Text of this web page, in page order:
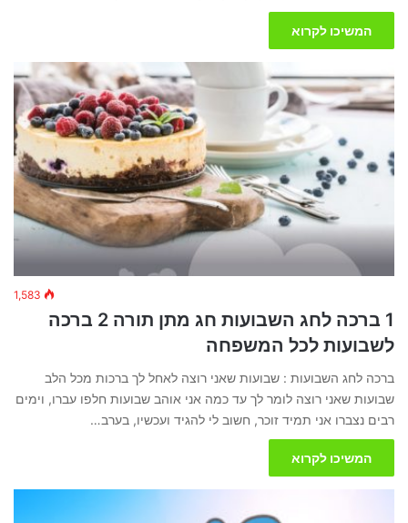
המשיכו לקרוא
1 ברכה לחג השבועות חג מתן תורה 2 ברכה
לשבועות לכל המשפחה
ברכה לחג השבועות : שבועות שאני רוצה לאחל לך ברכות מכל הלב
שבועות שאני רוצה לומר לך עד כמה אני אוהב שבועות חלפו עברו, וימים
רבים נצברו אני תמיד זוכר, חשוב לי להגיד ועכשיו, בערב…
המשיכו לקרוא